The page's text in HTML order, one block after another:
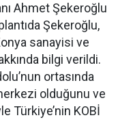
Ahmet Şekeroğlu
Şekeroğlu,
sanayisi ve
bilgi verildi.
ortasında
olduğunu ve
Türkiye’nin KOBİ